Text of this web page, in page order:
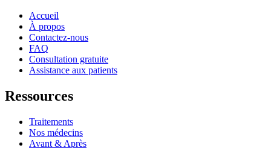
Accueil
À propos
Contactez-nous
FAQ
Consultation gratuite
Assistance aux patients
Ressources
Traitements
Nos médecins
Avant & Après